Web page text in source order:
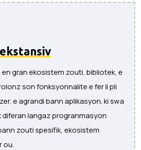
en gran ekosistem zouti, bibliotek, e
son fonksyonnalite e fer li pli
e agrandi bann aplikasyon. ki swa
diferan langaz progranmasyon
zouti spesifik, ekosistem
ou.